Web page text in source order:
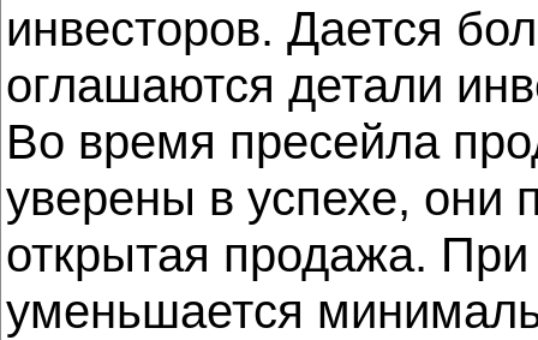
инвесторов. Дается
оглашаются детали
Во время пресейла
уверены в успехе, они
открытая продажа.
уменьшается